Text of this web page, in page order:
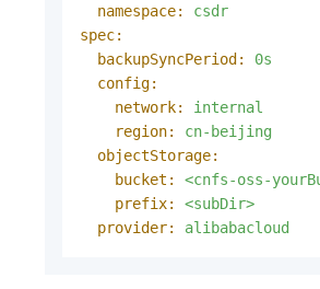
namespace:
csdr
spec:
backupSyncPeriod:
0s
config:
network:
internal
region:
cn-beijing
objectStorage:
bucket:
<cnfs-oss-
prefix:
<subDir>
provider:
alibabacloud